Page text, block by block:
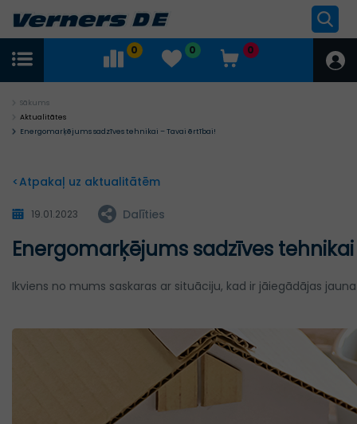
0 0 0
Sākums
Aktualitātes
Energomarķējums sadzīves tehnikai – Tavai ērtībai!
<Atpakaļ uz aktualitātēm
19.01.2023 Dalīties
Energomarķējums sadzīves
Ikviens no mums saskaras ar situāciju, kad ir jāiegādājas